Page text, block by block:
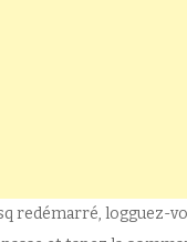
redémarré, logguez-